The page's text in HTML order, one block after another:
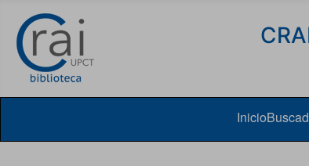
Inicio